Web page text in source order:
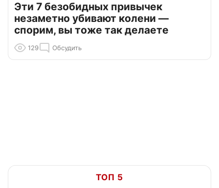
Эти 7 безобидных привычек
незаметно убивают колени —
спорим, вы тоже так делаете
129 Обсудить
ТОП 5